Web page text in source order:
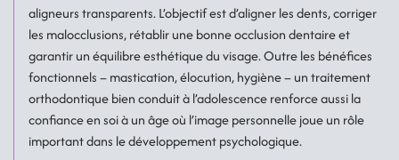
aligneurs transparents. L’objectif est d’aligner les dents, corriger
les malocclusions, rétablir une bonne occlusion dentaire et
garantir un équilibre esthétique du visage. Outre les bénéfices
fonctionnels – mastication, élocution, hygiène – un traitement
orthodontique bien conduit à l’adolescence renforce aussi la
confiance en soi à un âge où l’image personnelle joue un rôle
important dans le développement psychologique.